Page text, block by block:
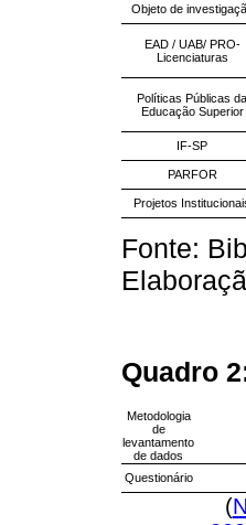
Objeto de
EAD / UAB/ PRO-
Licenciaturas
Políticas Públicas da
Educação Superior
IF-SP
PARFOR
Projetos
Fonte:
Quadro
Metodologia
de
levantamento
de dados
Questionário
(